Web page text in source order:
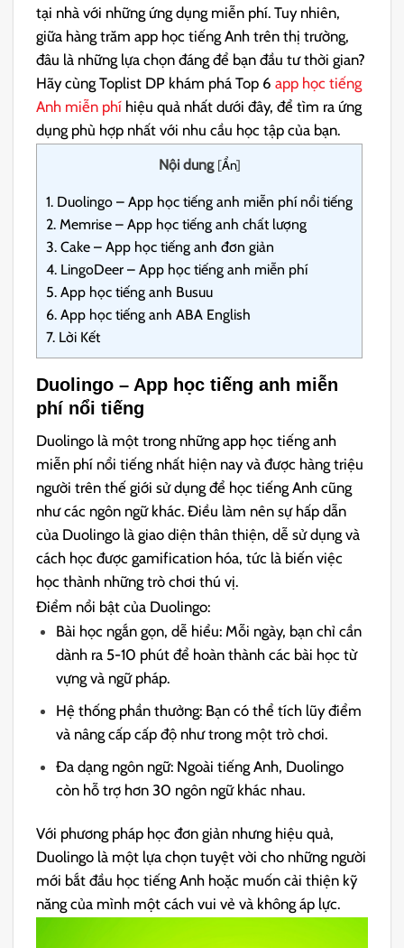
tại nhà với những ứng dụng miễn phí.Tuy nhiên,
giữa hàng trăm app học tiếng Anh trên thị trường,
đâu là những lựa chọn đáng để bạn đầu tư thời gian?
Hãy cùng Toplist DP khám phá Top 6app học tiếng
Anh miễn phí hiệu quả nhất dưới đây, để tìm ra ứng
dụng phù hợp nhất với nhu cầu học tập của bạn.
Nội dung [Ẩn]
1. Duolingo – App học tiếng anh miễn phí nổi tiếng
2. Memrise – App học tiếng anh chất lượng
3. Cake – App học tiếng anh đơn giản
4. LingoDeer – App học tiếng anh miễn phí
5. App học tiếng anh Busuu
6. App học tiếng anh ABA English
7. Lời Kết
Duolingo – App học tiếng anh miễn
phí nổi tiếng
Duolingo là một trong những app học tiếng anh
miễn phí nổi tiếng nhất hiện nay và được hàng triệu
người trên thế giới sử dụng để học tiếng Anh cũng
như các ngôn ngữ khác. Điều làm nên sự hấp dẫn
của Duolingo là giao diện thân thiện, dễ sử dụng và
cách học được gamification hóa, tức là biến việc
học thành những trò chơi thú vị.
Điểm nổi bật của Duolingo:
Bài học ngắn gọn, dễ hiểu: Mỗi ngày, bạn chỉ cần
dành ra 5-10 phút để hoàn thành các bài học từ
vựng và ngữ pháp.
Hệ thống phần thưởng: Bạn có thể tích lũy điểm
và nâng cấp cấp độ như trong một trò chơi.
Đa dạng ngôn ngữ: Ngoài tiếng Anh, Duolingo
còn hỗ trợ hơn 30 ngôn ngữ khác nhau.
Với phương pháp học đơn giản nhưng hiệu quả,
Duolingo là một lựa chọn tuyệt vời cho những người
mới bắt đầu học tiếng Anh hoặc muốn cải thiện kỹ
năng của mình một cách vui vẻ và không áp lực.